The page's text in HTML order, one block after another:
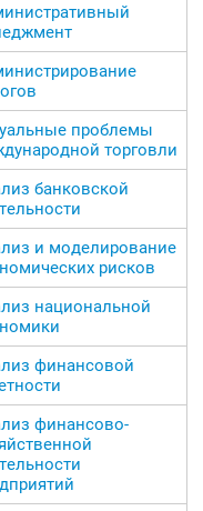
проблемы
торговли
банковской
и моделирование
рисков
национальной
финансовой
финансово-